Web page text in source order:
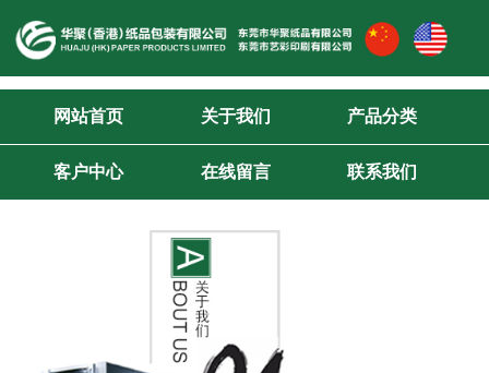
网站首页 关于我们 产品分类
客户中心 在线留言 联系我们